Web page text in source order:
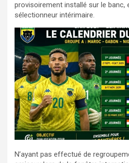
provisoirement installé sur le banc,
sélectionneur intérimaire.
N’ayant pas effectué de